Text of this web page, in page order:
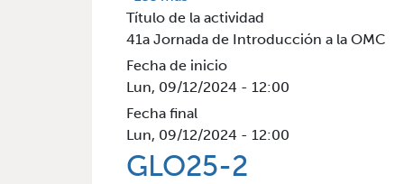
Título de la actividad
41a Jornada de Introducción a la OMC
Fecha de inicio
Lun, 09/12/2024 - 12:00
Fecha final
Lun, 09/12/2024 - 12:00
GLO25-2